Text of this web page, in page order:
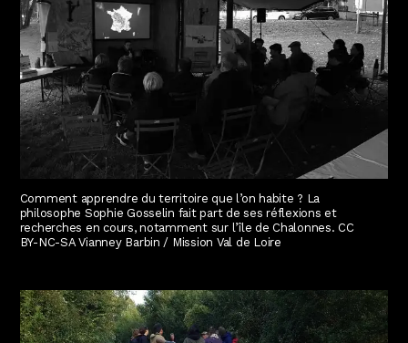
Comment apprendre du territoire que l’on habite ? La
philosophe Sophie Gosselin fait part de ses réflexions et
recherches en cours, notamment sur l’île de Chalonnes. CC
BY-NC-SA Vianney Barbin / Mission Val de Loire